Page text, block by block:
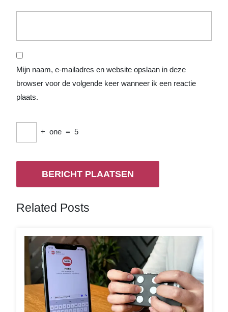
Mijn naam, e-mailadres en website opslaan in deze
browser voor de volgende keer wanneer ik een reactie
plaats.
+ one = 5
Related Posts